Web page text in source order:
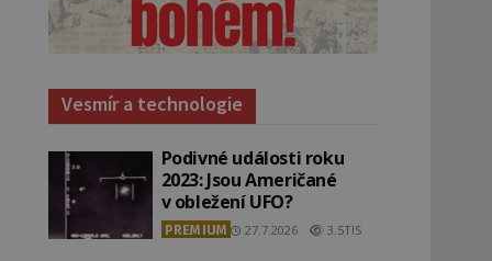
Vesmír a technologie
Podivné události roku
2023: Jsou Američané
v obležení UFO?
PREMIUM 27.7.2026 3.5TIS